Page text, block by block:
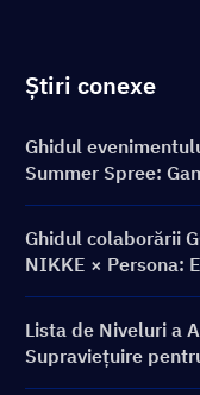
Știri conexe
Ghidul
Summer Spree:
recompense
Ghidul colaborării
NIKKE × Persona:
ON FRONTLINE,
recompense
Lista de Niveluri a
Supraviețuire
Clasamentul Celor